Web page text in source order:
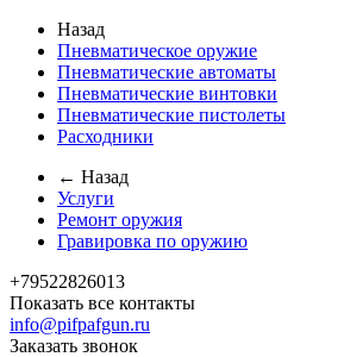
Назад
Пневматическое оружие
Пневматические автоматы
Пневматические винтовки
Пневматические пистолеты
Расходники
← Назад
Услуги
Ремонт оружия
Гравировка по оружию
+79522826013
Показать все контакты
info@pifpafgun.ru
Заказать звонок